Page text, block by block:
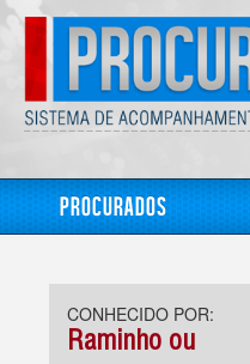
Procurados
CONHECIDO POR:
Raminho ou